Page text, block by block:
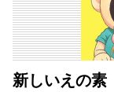
新しいえの素